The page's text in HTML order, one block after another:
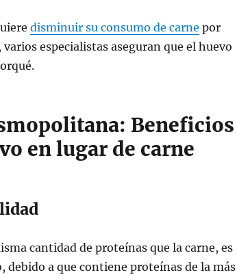
disminuir su consumo de carne por
especialistas aseguran que el huevo
Beneficios
en lugar de carne
cantidad de proteínas que la carne, es
a que contiene proteínas de la más